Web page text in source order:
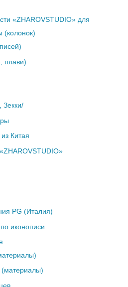
«ZHAROVSTUDIO» для
(колонок)
плави)
Зекки/
Китая
PG (Италия)
иконописи
(материалы)